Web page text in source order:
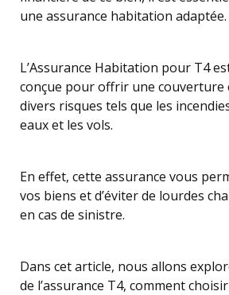
une assurance habitation adaptée.
L’Assurance Habitation pour T4
conçue pour offrir une couverture
divers risques tels que les
eaux et les vols.
En effet, cette assurance vous
vos biens et d’éviter de lourdes
en cas de sinistre.
Dans cet article, nous allons
de l’assurance T4, comment